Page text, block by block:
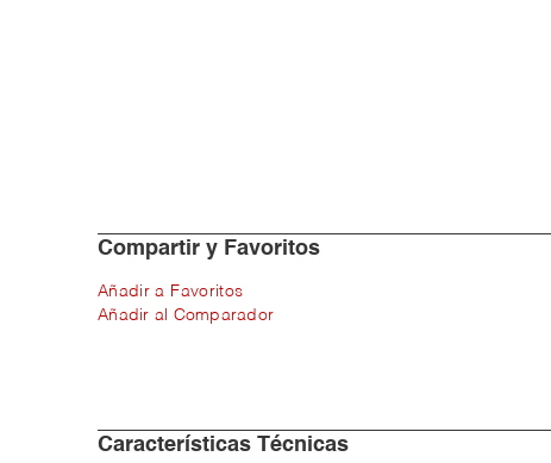
Compartir y Favoritos
Añadir a Favoritos
Añadir al Comparador
Características Técnicas